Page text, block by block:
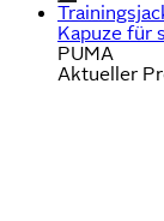
Kapuze für
PUMA
Aktueller